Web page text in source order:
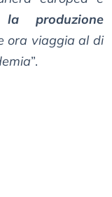
la produzione
ora viaggia al di
”.